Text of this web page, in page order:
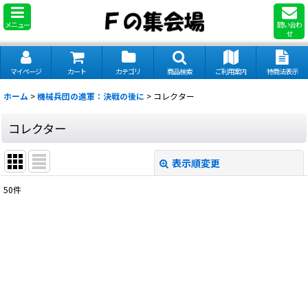
メニュー
問い合わ
せ
マイページ カート カテゴリ 商品検索 ご利用案内 特商法表示
ホーム >機械兵団の進軍：決戦の後に > コレクター
コレクター
表示順変更
50件